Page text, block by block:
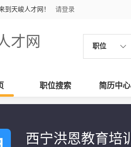
到天峻人才网！ 请登录
才网 职位
职位搜索 简历中心
西宁洪恩教育培